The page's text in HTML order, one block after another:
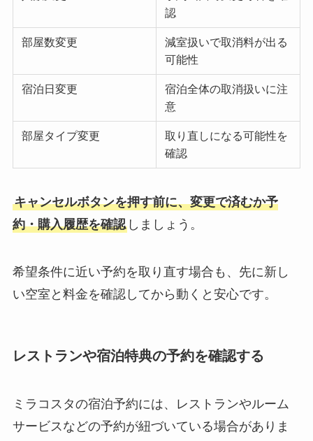
認
部屋数変更
減室扱いで取消料が出る
可能性
宿泊日変更
宿泊全体の取消扱いに注
意
部屋タイプ変更
取り直しになる可能性を
確認
キャンセルボタンを押す前に、変更で済むか予
約・購入履歴を確認しましょう。
希望条件に近い予約を取り直す場合も、先に新し
い空室と料金を確認してから動くと安心です。
レストランや宿泊特典の予約を確認する
ミラコスタの宿泊予約には、レストランやルーム
サービスなどの予約が紐づいている場合がありま